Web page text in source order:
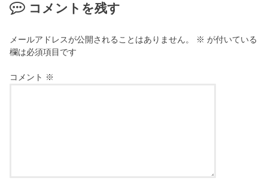
コメントを残す
メールアドレスが公開されることはありません。 ※ が付いている
欄は必須項目です
コメント ※